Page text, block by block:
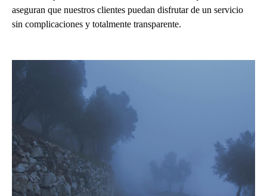
aseguran que nuestros clientes puedan disfrutar de un servicio
sin complicaciones y totalmente transparente.